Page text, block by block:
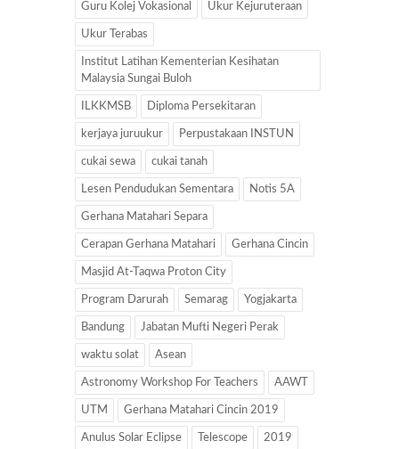
Guru Kolej Vokasional Ukur Kejuruteraan
Ukur Terabas
Institut Latihan Kementerian Kesihatan
Malaysia Sungai Buloh
ILKKMSB Diploma Persekitaran
kerjaya juruukur Perpustakaan INSTUN
cukai sewa cukai tanah
Lesen Pendudukan Sementara Notis 5A
Gerhana Matahari Separa
Cerapan Gerhana Matahari Gerhana Cincin
Masjid At-Taqwa Proton City
Program Darurah Semarag Yogjakarta
Bandung Jabatan Mufti Negeri Perak
waktu solat Asean
Astronomy Workshop For Teachers AAWT
UTM Gerhana Matahari Cincin 2019
Anulus Solar Eclipse Telescope 2019